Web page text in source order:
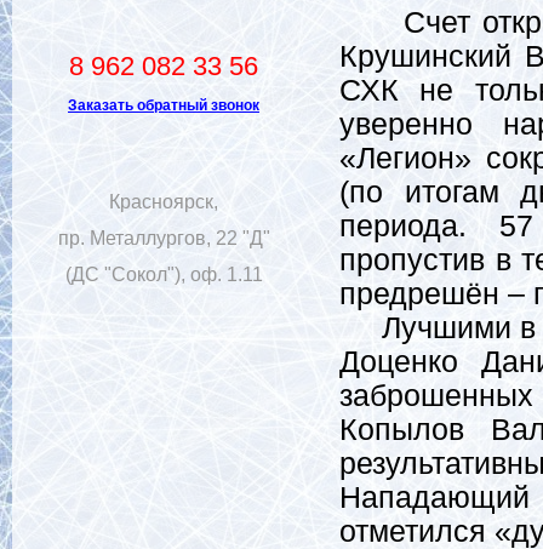
8 962 082 33 56
Заказать обратный звонок
Красноярск,
пр. Металлургов, 22 "Д"
(ДС "Сокол"), оф. 1.11
Счет
Крушинский
СХК не
уверенно
«Легион»
(по итогам
периода.
пропустив в
предрешён –
Лучшими в
Доценко
заброшенных
Копылов
отметился